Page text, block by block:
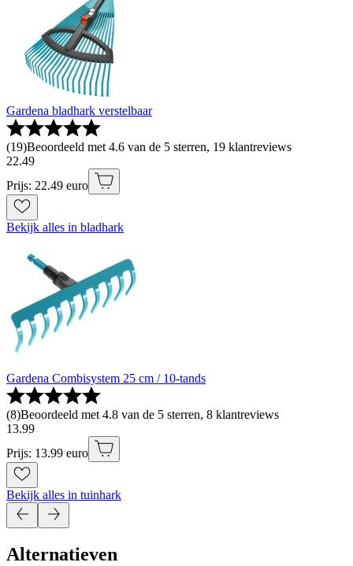
Gardena bladhark verstelbaar
(19)Beoordeeld met 4.6 van de 5 sterren, 19 klantreviews
22.49
Prijs: 22.49 euro
Bekijk alles in bladhark
Gardena Combisystem 25 cm / 10-tands
(8)Beoordeeld met 4.8 van de 5 sterren, 8 klantreviews
13.99
Prijs: 13.99 euro
Bekijk alles in tuinhark
Alternatieven